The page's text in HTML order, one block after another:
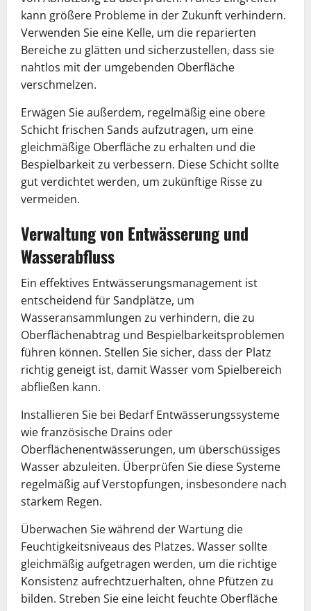
kann größere Probleme in der Zukunft verhindern.
Verwenden Sie eine Kelle, um die reparierten
Bereiche zu glätten und sicherzustellen, dass sie
nahtlos mit der umgebenden Oberfläche
verschmelzen.
Erwägen Sie außerdem, regelmäßig eine obere
Schicht frischen Sands aufzutragen, um eine
gleichmäßige Oberfläche zu erhalten und die
Bespielbarkeit zu verbessern. Diese Schicht sollte
gut verdichtet werden, um zukünftige Risse zu
vermeiden.
Verwaltung von Entwässerung und
Wasserabfluss
Ein effektives Entwässerungsmanagement ist
entscheidend für Sandplätze, um
Wasseransammlungen zu verhindern, die zu
Oberflächenabtrag und Bespielbarkeitsproblemen
führen können. Stellen Sie sicher, dass der Platz
richtig geneigt ist, damit Wasser vom Spielbereich
abfließen kann.
Installieren Sie bei Bedarf Entwässerungssysteme
wie französische Drains oder
Oberflächenentwässerungen, um überschüssiges
Wasser abzuleiten. Überprüfen Sie diese Systeme
regelmäßig auf Verstopfungen, insbesondere nach
starkem Regen.
Überwachen Sie während der Wartung die
Feuchtigkeitsniveaus des Platzes. Wasser sollte
gleichmäßig aufgetragen werden, um die richtige
Konsistenz aufrechtzuerhalten, ohne Pfützen zu
bilden. Streben Sie eine leicht feuchte Oberfläche